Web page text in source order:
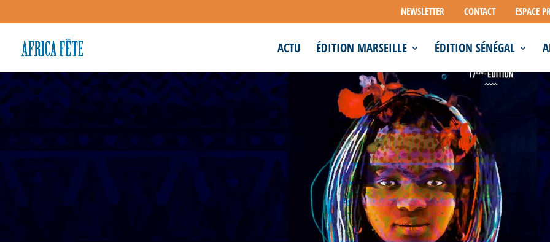
NEWSLETTER CONTACT ESPACE
ACTU ÉDITION MARSEILLE ÉDITION SÉNÉGAL